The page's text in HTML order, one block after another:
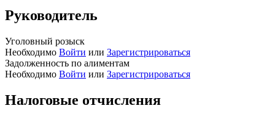
Руководитель
Уголовный розыск
Необходимо Войти или Зарегистрироваться
Задолженность по алиментам
Необходимо Войти или Зарегистрироваться
Налоговые отчисления